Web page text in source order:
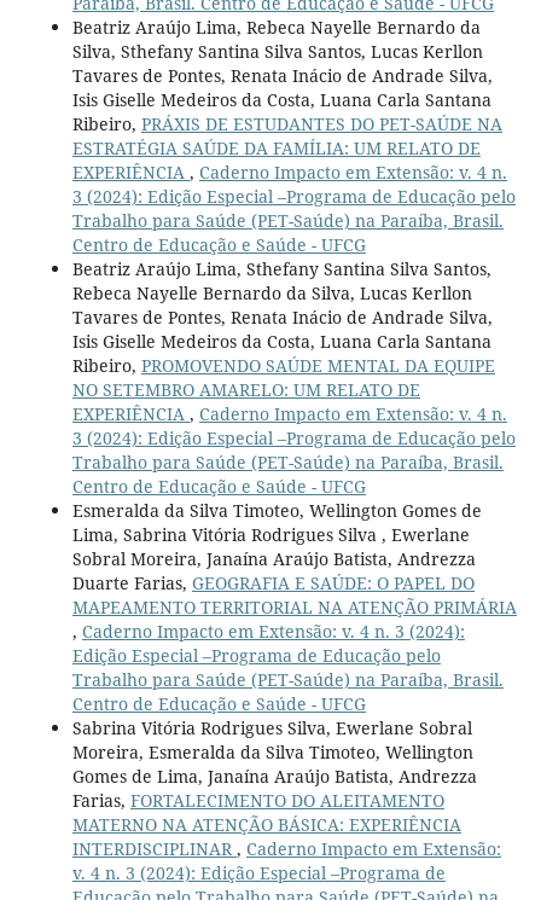
Beatriz Araújo Lima, Rebeca Nayelle Bernardo da
Silva, Sthefany Santina Silva Santos, Lucas Kerllon
Tavares de Pontes, Renata Inácio de Andrade Silva,
Isis Giselle Medeiros da Costa, Luana Carla Santana
Ribeiro, PRÁXIS DE ESTUDANTES DO PET-SAÚDE NA
ESTRATÉGIA SAÚDE DA FAMÍLIA: UM RELATO DE
EXPERIÊNCIA , Caderno Impacto em Extensão: v. 4 n.
3 (2024): Edição Especial –Programa de Educação pelo
Trabalho para Saúde (PET-Saúde) na Paraíba, Brasil.
Centro de Educação e Saúde - UFCG
Beatriz Araújo Lima, Sthefany Santina Silva Santos,
Rebeca Nayelle Bernardo da Silva, Lucas Kerllon
Tavares de Pontes, Renata Inácio de Andrade Silva,
Isis Giselle Medeiros da Costa, Luana Carla Santana
Ribeiro, PROMOVENDO SAÚDE MENTAL DA EQUIPE
NO SETEMBRO AMARELO: UM RELATO DE
EXPERIÊNCIA , Caderno Impacto em Extensão: v. 4 n.
3 (2024): Edição Especial –Programa de Educação pelo
Trabalho para Saúde (PET-Saúde) na Paraíba, Brasil.
Centro de Educação e Saúde - UFCG
Esmeralda da Silva Timoteo, Wellington Gomes de
Lima, Sabrina Vitória Rodrigues Silva , Ewerlane
Sobral Moreira, Janaína Araújo Batista, Andrezza
Duarte Farias, GEOGRAFIA E SAÚDE: O PAPEL DO
MAPEAMENTO TERRITORIAL NA ATENÇÃO PRIMÁRIA
, Caderno Impacto em Extensão: v. 4 n. 3 (2024):
Edição Especial –Programa de Educação pelo
Trabalho para Saúde (PET-Saúde) na Paraíba, Brasil.
Centro de Educação e Saúde - UFCG
Sabrina Vitória Rodrigues Silva, Ewerlane Sobral
Moreira, Esmeralda da Silva Timoteo, Wellington
Gomes de Lima, Janaína Araújo Batista, Andrezza
Farias, FORTALECIMENTO DO ALEITAMENTO
MATERNO NA ATENÇÃO BÁSICA: EXPERIÊNCIA
INTERDISCIPLINAR , Caderno Impacto em Extensão:
v. 4 n. 3 (2024): Edição Especial –Programa de